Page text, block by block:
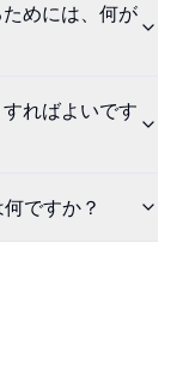
めには、何が
ればよいです
ですか？